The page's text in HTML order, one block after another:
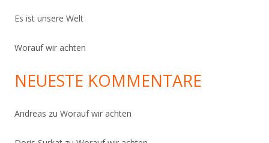
Es ist unsere Welt
Worauf wir achten
NEUESTE KOMMENTARE
Andreas zu Worauf wir achten